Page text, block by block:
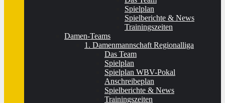
Spielplan
Spielberichte & News
Trainingszeiten
Damen-Teams
1. Damenmannschaft Regionalliga
Das Team
Spielplan
Spielplan WBV-Pokal
Anschreibeplan
Spielberichte & News
Trainingszeiten